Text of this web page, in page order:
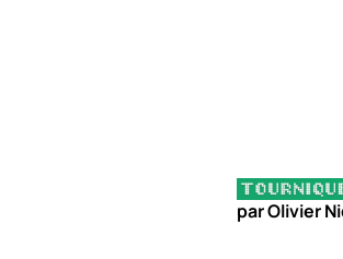
par Olivier